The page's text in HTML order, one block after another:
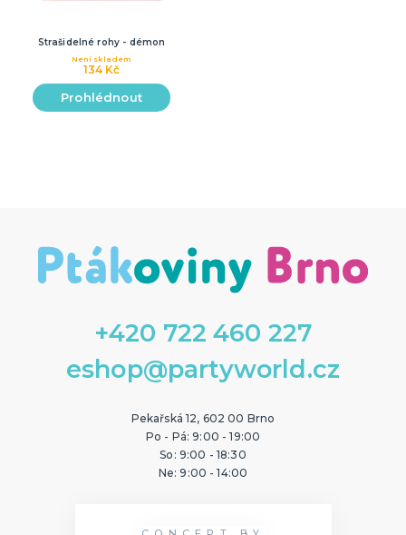
Strašidelné rohy - démon
134 Kč
Není skladem
Prohlédnout
+420 722 460 227
eshop@partyworld.cz
Pekařská 12, 602 00 Brno
Po - Pá: 9:00 - 19:00
So: 9:00 - 18:30
Ne: 9:00 - 14:00